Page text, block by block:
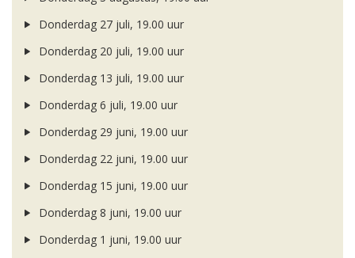
Donderdag 27 juli, 19.00 uur
Donderdag 20 juli, 19.00 uur
Donderdag 13 juli, 19.00 uur
Donderdag 6 juli, 19.00 uur
Donderdag 29 juni, 19.00 uur
Donderdag 22 juni, 19.00 uur
Donderdag 15 juni, 19.00 uur
Donderdag 8 juni, 19.00 uur
Donderdag 1 juni, 19.00 uur